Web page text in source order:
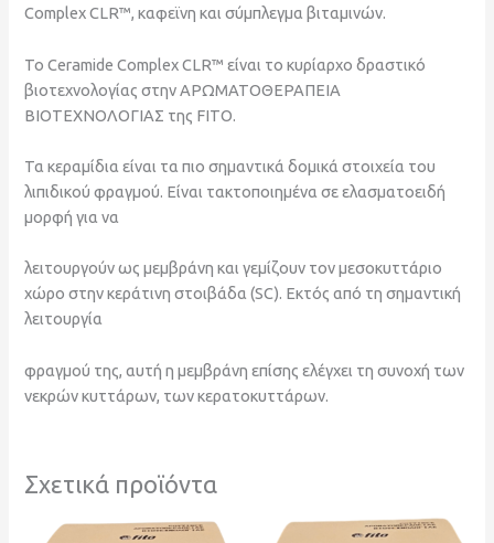
Complex CLR™, καφεϊνη και σύμπλεγμα βιταμινών.
Το Ceramide Complex CLR™ είναι το κυρίαρχο δραστικό
βιοτεχνολογίας στην ΑΡΩΜΑΤΟΘΕΡΑΠΕΙΑ
ΒΙΟΤΕΧΝΟΛΟΓΙΑΣ της FITO.
Τα κεραμίδια είναι τα πιο σημαντικά δομικά στοιχεία του
λιπιδικού φραγμού. Είναι τακτοποιημένα σε ελασματοειδή
μορφή για να
λειτουργούν ως μεμβράνη και γεμίζουν τον μεσοκυττάριο
χώρο στην κεράτινη στοιβάδα (SC). Εκτός από τη σημαντική
λειτουργία
φραγμού της, αυτή η μεμβράνη επίσης ελέγχει τη συνοχή των
νεκρών κυττάρων, των κερατοκυττάρων.
Σχετικά προϊόντα